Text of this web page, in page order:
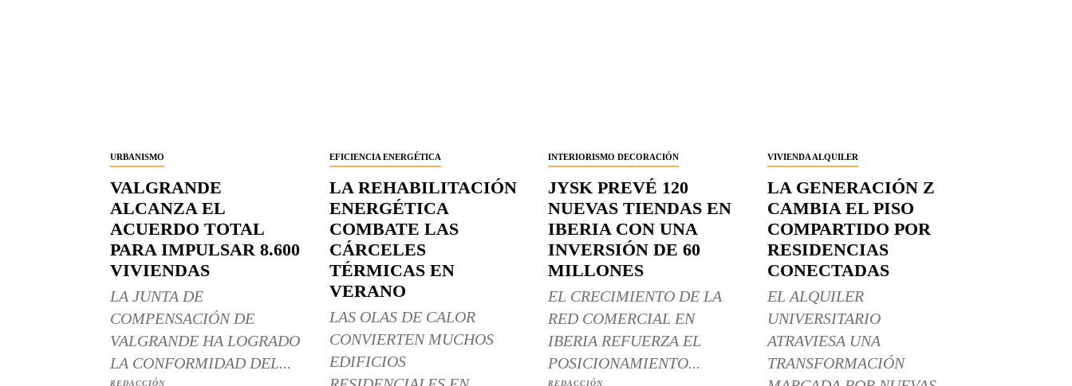
URBANISMO
VALGRANDE
ALCANZA EL
ACUERDO TOTAL
PARA IMPULSAR 8.600
VIVIENDAS
LA JUNTA DE
COMPENSACIÓN DE
VALGRANDE HA LOGRADO
LA CONFORMIDAD DEL...
REDACCIÓN
EFICIENCIA ENERGÉTICA
LA REHABILITACIÓN
ENERGÉTICA
COMBATE LAS
CÁRCELES
TÉRMICAS EN
VERANO
LAS OLAS DE CALOR
CONVIERTEN MUCHOS
EDIFICIOS
INTERIORISMO DECORACIÓN
JYSK PREVÉ 120
NUEVAS TIENDAS EN
IBERIA CON UNA
INVERSIÓN DE 60
MILLONES
EL CRECIMIENTO DE LA
RED COMERCIAL EN
IBERIA REFUERZA EL
POSICIONAMIENTO...
REDACCIÓN
VIVIENDA ALQUILER
LA GENERACIÓN Z
CAMBIA EL PISO
COMPARTIDO POR
RESIDENCIAS
CONECTADAS
EL ALQUILER
UNIVERSITARIO
ATRAVIESA UNA
TRANSFORMACIÓN